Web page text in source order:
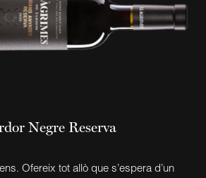
Negre Reserva
Ofereix tot allò que s’espera d’un